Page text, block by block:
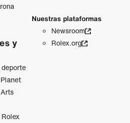
y
Nuestras plataformas
Newsroom
Rolex.org